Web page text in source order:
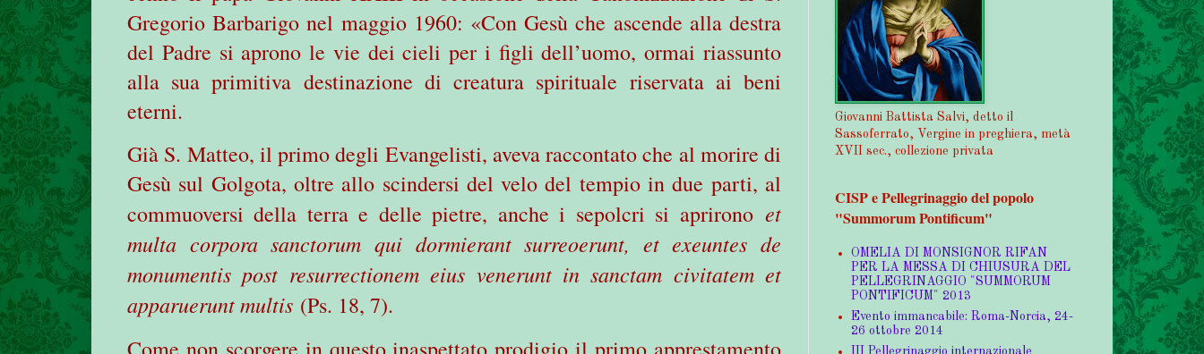
Gregorio Barbarigo nel maggio 1960: «Con Gesù che ascende alla destra
del Padre si aprono le vie dei cieli per i figli dell’uomo, ormai riassunto
alla sua primitiva destinazione di creatura spirituale riservata ai beni
eterni.
Già S. Matteo, il primo degli Evangelisti, aveva raccontato che al morire di
Gesù sul Golgota, oltre allo scindersi del velo del tempio in due parti, al
commuoversi della terra e delle pietre, anche i sepolcri si aprirono et
multa corpora sanctorum qui dormierant surreoerunt, et exeuntes de
monumentis post resurrectionem eius venerunt in sanctam civitatem et
apparuerunt multis (Ps. 18, 7).
Giovanni Battista Salvi, detto il
Sassoferrato, Vergine in preghiera, metà
XVII sec., collezione privata
CISP e Pellegrinaggio del popolo
"Summorum Pontificum"
OMELIA DI MONSIGNOR RIFAN
PER LA MESSA DI CHIUSURA DEL
PELLEGRINAGGIO "SUMMORUM
PONTIFICUM" 2013
Evento immancabile: Roma-Norcia, 24-
26 ottobre 2014
III Pellegrinaggio internazionale